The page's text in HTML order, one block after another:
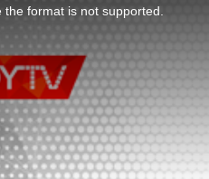
format is not supported.